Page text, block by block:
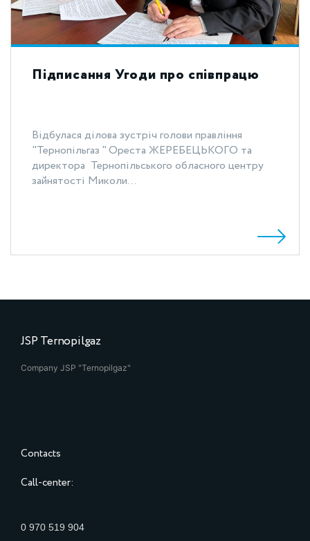
Підписання Угоди про співпрацю
Відбулася ділова зустріч голови правління
"Тернопільгаз " Ореста ЖЕРЕБЕЦЬКОГО та
директора Тернопільського обласного центру
зайнятості Миколи...
JSP Ternopilgaz
Company JSP "Ternopilgaz"
Contacts
Call-center:
0 970 519 904